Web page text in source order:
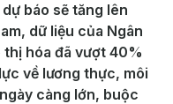
báo sẽ tăng lên
dữ liệu của Ngân
hóa đã vượt 40%
về lương thực, môi
càng lớn, buộc